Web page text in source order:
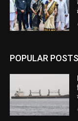
POPULAR POSTS